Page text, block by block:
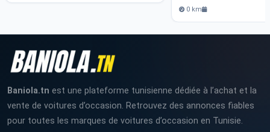
0 km
Baniola.tn est une plateforme tunisienne dédiée à l’achat et la
vente de voitures d’occasion. Retrouvez des annonces fiables
pour toutes les marques de voitures d’occasion en Tunisie.